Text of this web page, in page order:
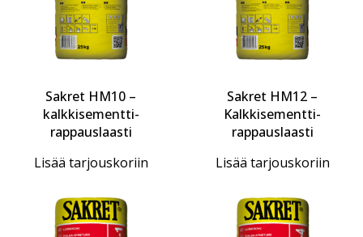
Sakret HM10 –
kalkkisementti-
rappauslaasti
Lisää tarjouskoriin
Sakret HM12 –
Kalkkisementti-
rappauslaasti
Lisää tarjouskoriin